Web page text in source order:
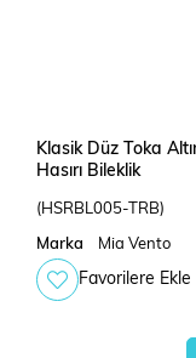
Klasik Düz Toka
Hasırı Bileklik
(HSRBL005-TRB)
Marka Mia Vento
Favorilere Ekle